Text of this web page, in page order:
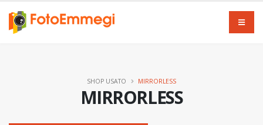
SHOP USATO MIRRORLESS
MIRRORLESS